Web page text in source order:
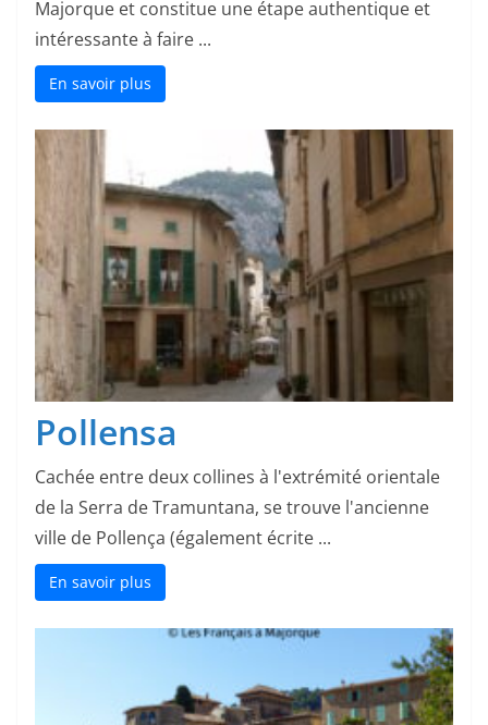
Majorque et constitue une étape authentique et
intéressante à faire ...
En savoir plus
Pollensa
Cachée entre deux collines à l'extrémité orientale
de la Serra de Tramuntana, se trouve l'ancienne
ville de Pollença (également écrite ...
En savoir plus